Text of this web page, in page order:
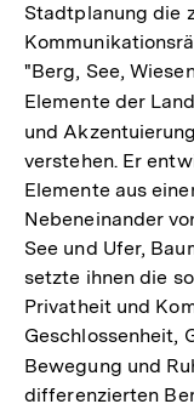
Stadtplanung die
"Berg, See,
Elemente der
und
verstehen. Er
Elemente aus
Nebeneinander
See und Ufer,
setzte ihnen die
Privatheit und
Geschlossenheit,
Bewegung und
differenzierten